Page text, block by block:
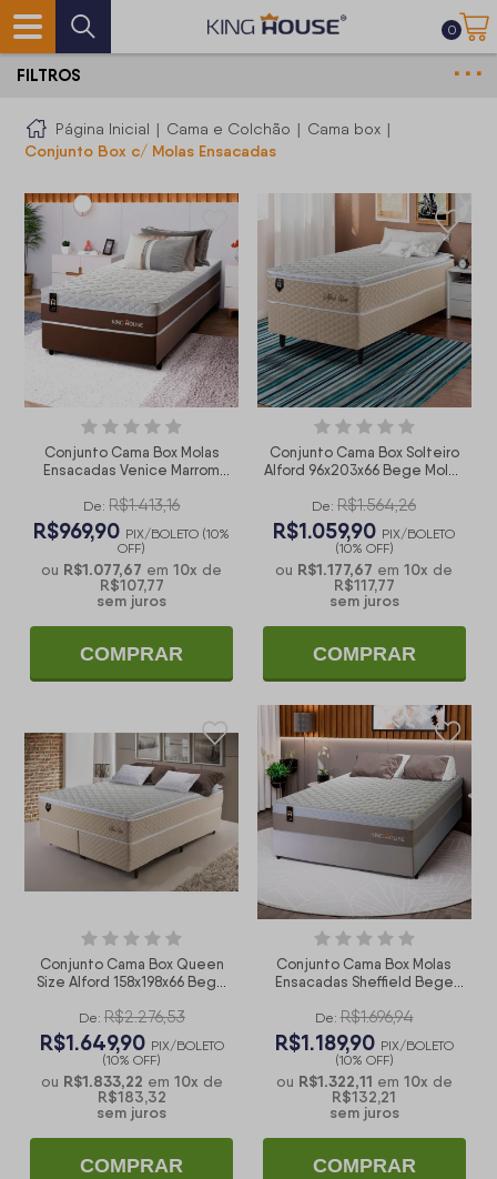
0
Página Inicial | Cama e Colchão | Cama box |
Conjunto Box c/ Molas Ensacadas
FILTROS
Conjunto Cama Box Molas
Ensacadas Venice Marrom
De: R$1.413,16
R$969,90 PIX/BOLETO (10%
OFF)
ou R$1.077,67 em10x de
R$107,77
sem juros
COMPRAR
Conjunto Cama Box Solteiro
Alford 96x203x66 Bege Molas
De: R$1.564,26
R$1.059,90 PIX/BOLETO
(10% OFF)
ou R$1.177,67 em10x de
R$117,77
sem juros
COMPRAR
Conjunto Cama Box Queen
Size Alford 158x198x66 Bege
De: R$2.276,53
R$1.649,90 PIX/BOLETO
(10% OFF)
ou R$1.833,22 em 10x de
R$183,32
sem juros
COMPRAR
Conjunto Cama Box Molas
Ensacadas Sheffield Bege
De: R$1.696,94
R$1.189,90 PIX/BOLETO
(10% OFF)
ou R$1.322,11 em 10x de
R$132,21
sem juros
COMPRAR